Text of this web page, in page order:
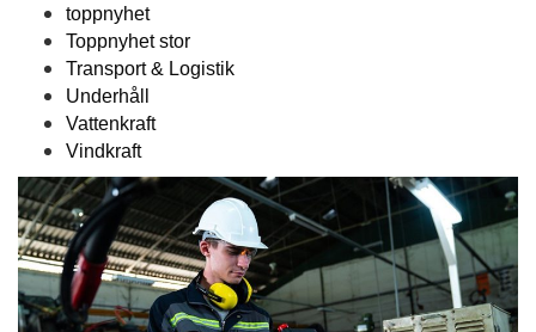
toppnyhet
Toppnyhet stor
Transport & Logistik
Underhåll
Vattenkraft
Vindkraft